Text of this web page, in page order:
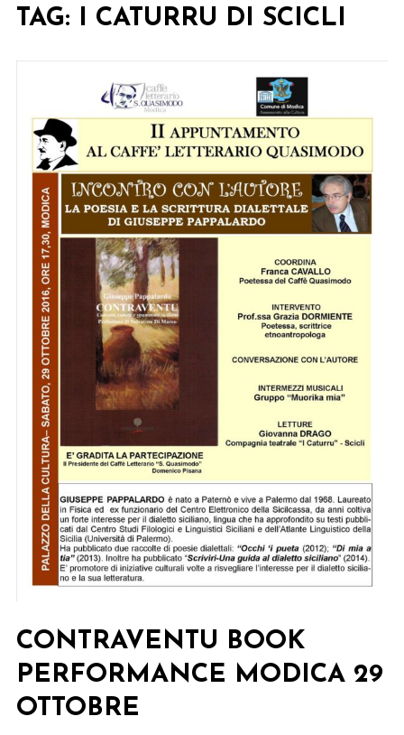
TAG: I CATURRU DI SCICLI
CONTRAVENTU BOOK
PERFORMANCE MODICA 29
OTTOBRE